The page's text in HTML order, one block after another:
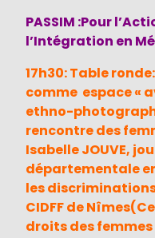
PASSIM :Pour
l’Intégration en
17h30: Table
comme espace «
ethno-
rencontre des
Isabelle JOUVE,
départementale
les
CIDFF de
droits des